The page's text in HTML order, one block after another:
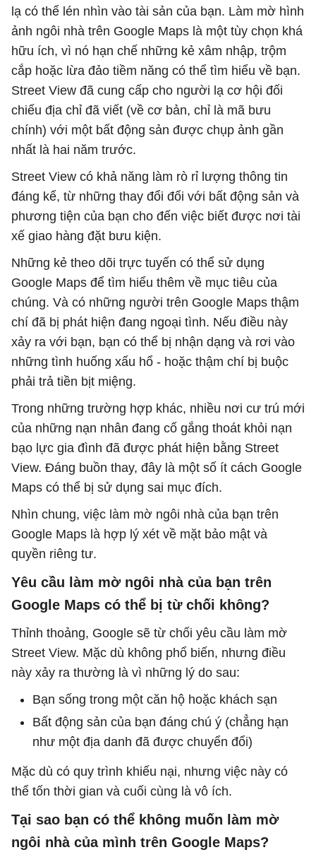
lạ có thể lén nhìn vào tài sản của bạn. Làm mờ hình
ảnh ngôi nhà trên Google Maps là một tùy chọn khá
hữu ích, vì nó hạn chế những kẻ xâm nhập, trộm
cắp hoặc lừa đảo tiềm năng có thể tìm hiểu về bạn.
Street View đã cung cấp cho người lạ cơ hội đối
chiếu địa chỉ đã viết (về cơ bản, chỉ là mã bưu
chính) với một bất động sản được chụp ảnh gần
nhất là hai năm trước.
Street View có khả năng làm rò rỉ lượng thông tin
đáng kể, từ những thay đổi đối với bất động sản và
phương tiện của bạn cho đến việc biết được nơi tài
xế giao hàng đặt bưu kiện.
Những kẻ theo dõi trực tuyến có thể sử dụng
Google Maps để tìm hiểu thêm về mục tiêu của
chúng. Và có những người trên Google Maps thậm
chí đã bị phát hiện đang ngoại tình. Nếu điều này
xảy ra với bạn, bạn có thể bị nhận dạng và rơi vào
những tình huống xấu hổ - hoặc thậm chí bị buộc
phải trả tiền bịt miệng.
Trong những trường hợp khác, nhiều nơi cư trú mới
của những nạn nhân đang cố gắng thoát khỏi nạn
bạo lực gia đình đã được phát hiện bằng Street
View. Đáng buồn thay, đây là một số ít cách Google
Maps có thể bị sử dụng sai mục đích.
Nhìn chung, việc làm mờ ngôi nhà của bạn trên
Google Maps là hợp lý xét về mặt bảo mật và
quyền riêng tư.
Yêu cầu làm mờ ngôi nhà của bạn trên
Google Maps có thể bị từ chối không?
Thỉnh thoảng, Google sẽ từ chối yêu cầu làm mờ
Street View. Mặc dù không phổ biến, nhưng điều
này xảy ra thường là vì những lý do sau:
Bạn sống trong một căn hộ hoặc khách sạn
Bất động sản của bạn đáng chú ý (chẳng hạn
như một địa danh đã được chuyển đổi)
Mặc dù có quy trình khiếu nại, nhưng việc này có
thể tốn thời gian và cuối cùng là vô ích.
Tại sao bạn có thể không muốn làm mờ
ngôi nhà của mình trên Google Maps?